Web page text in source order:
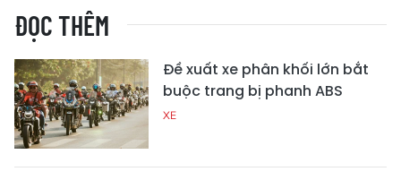
ĐỌC THÊM
Đề xuất xe phân khối lớn bắt
buộc trang bị phanh ABS
XE